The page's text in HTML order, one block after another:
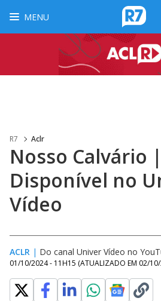
MENU
R7 Aclr
Nosso Calvário |
Disponível no
Vídeo
ACLR | Do canal Univer Vídeo no
01/10/2024 - 11H15 (ATUALIZADO EM 02/